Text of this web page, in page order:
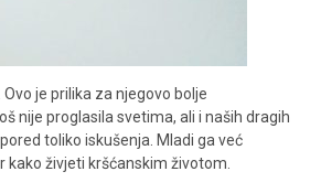
je prilika za njegovo bolje
nije proglasila svetima, ali i naših dragih
toliko iskušenja. Mladi ga već
kako živjeti kršćanskim životom.